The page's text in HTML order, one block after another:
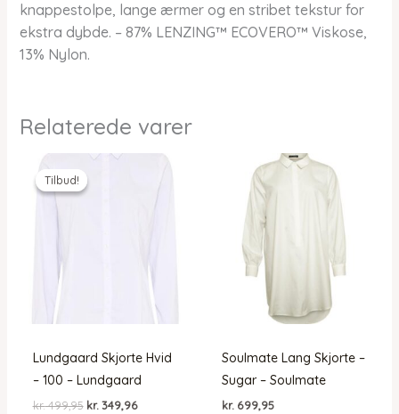
knappestolpe, lange ærmer og en stribet tekstur for
ekstra dybde. – 87% LENZING™ ECOVERO™ Viskose,
13% Nylon.
Relaterede varer
Tilbud!
Tilbud!
Lundgaard Skjorte Hvid
– 100 – Lundgaard
kr.499,95 Den
kr. 349,96Den
Soulmate Lang Skjorte –
Sugar – Soulmate
kr. 699,95